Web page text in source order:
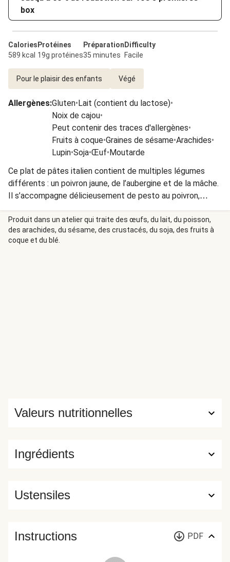
box
Calories
589 kcal
Protéines
19g protéines
Préparation
35 minutes
Difficulty
Facile
Pour le plaisir des enfants Végé
Allergènes:Gluten•Lait (contient du lactose)•
Noix de cajou•
Peut contenir des traces d'allergènes•
Fruits à coque•Graines de sésame•Arachides•
Lupin•Soja•Œuf•Moutarde
Ce plat de pâtes italien contient de multiples légumes
différents : un poivron jaune, de l’aubergine et de la mâche.
Il s’accompagne délicieusement de pesto au poivron,
d’origan et d’olives Leccino : mûries et colorées
naturellement sous le soleil italien, elles ont un goût plus
prononcé.
Produit dans un atelier qui traite des œufs, du lait, du poisson,
des arachides, du sésame, des crustacés, du soja, des fruits à
coque et du blé.
Ingrédients
Valeurs nutritionnelles
Ustensiles
Instructions PDF